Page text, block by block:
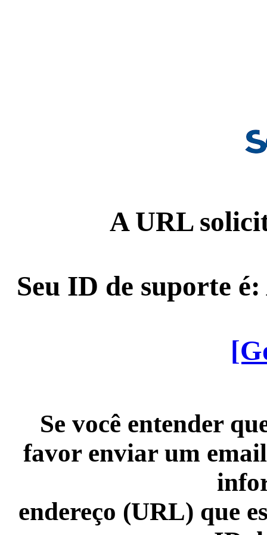
A URL
Seu ID de suporte
Se você entender
favor enviar um
endereço (URL) que